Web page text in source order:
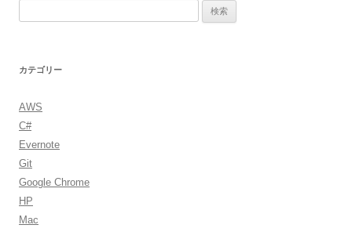
ョ
ン
カテゴリー
AWS
C#
Evernote
Git
Google Chrome
HP
Mac